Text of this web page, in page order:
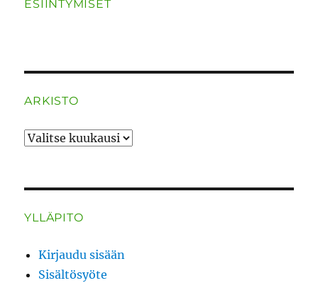
ESIINTYMISET
ARKISTO
ARKISTO
YLLÄPITO
Kirjaudu sisään
Sisältösyöte